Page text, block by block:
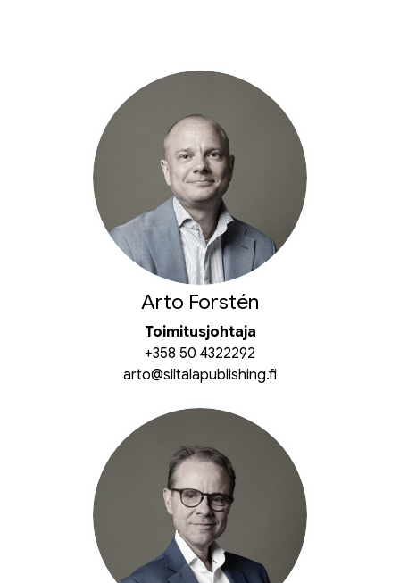
Arto Forstén
Toimitusjohtaja
+358 50 4322292
arto@siltalapublishing.fi